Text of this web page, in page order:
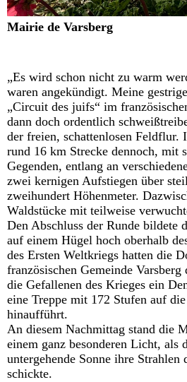
Mairie de Varsberg
„Es wird schon nicht zu warm
waren angekündigt. Meine
„Circuit des juifs“ im
dann doch ordentlich
der freien, schattenlosen Feldflur.
rund 16 km Strecke dennoch, mit
Gegenden, entlang an
zwei kernigen Aufstiegen über
zweihundert Höhenmeter.
Waldstücke mit teilweise
Den Abschluss der Runde bildete
auf einem Hügel hoch oberhalb
des Ersten Weltkriegs hatten die
französischen Gemeinde
die Gefallenen des Krieges ein
eine Treppe mit 172 Stufen auf
hinaufführt.
An diesem Nachmittag stand die
einem ganz besonderen Licht, als
untergehende Sonne ihre
schickte.